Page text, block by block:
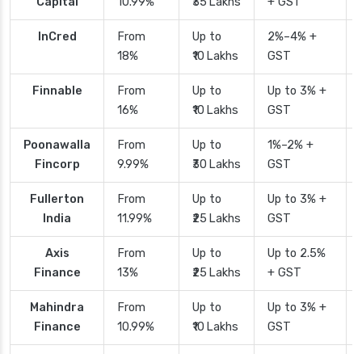
InCred
From
18%
Up to
₹10 Lakhs
2%–4% +
GST
Finnable
From
16%
Up to
₹10 Lakhs
Up to 3% +
GST
Poonawalla
Fincorp
From
9.99%
Up to
₹30 Lakhs
1%–2% +
GST
Fullerton
India
From
11.99%
Up to
₹25 Lakhs
Up to 3% +
GST
Axis
Finance
From
13%
Up to
₹25 Lakhs
Up to 2.5%
+ GST
Mahindra
Finance
From
10.99%
Up to
₹10 Lakhs
Up to 3% +
GST